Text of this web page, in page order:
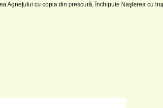
Agneţului cu copia din prescură, închipuie Naşterea cu